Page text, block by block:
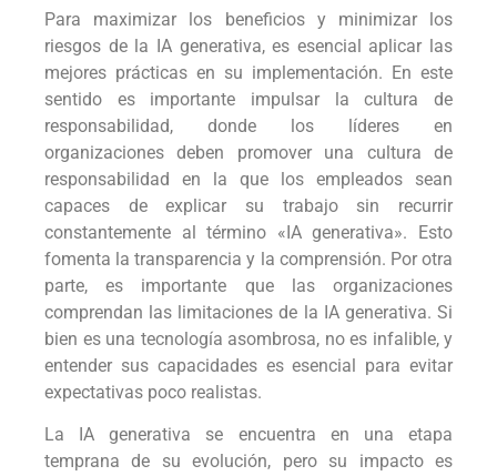
Para maximizar los beneficios y minimizar los
riesgos de la IA generativa, es esencial aplicar las
mejores prácticas en su implementación. En este
sentido es importante impulsar la cultura de
responsabilidad, donde los líderes en
organizaciones deben promover una cultura de
responsabilidad en la que los empleados sean
capaces de explicar su trabajo sin recurrir
constantemente al término «IA generativa». Esto
fomenta la transparencia y la comprensión. Por otra
parte, es importante que las organizaciones
comprendan las limitaciones de la IA generativa. Si
bien es una tecnología asombrosa, no es infalible, y
entender sus capacidades es esencial para evitar
expectativas poco realistas.
La IA generativa se encuentra en una etapa
temprana de su evolución, pero su impacto es